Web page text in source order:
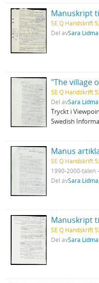
SE Q Handskrift
Del avSara
SE Q Handskrift
Del avSara
Tryckt i
Swedish
Manus
SE Q Handskrift
1990-2000-talen
Del avSara
SE Q Handskrift
Del avSara